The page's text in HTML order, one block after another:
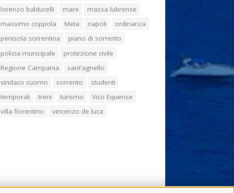
lorenzo balducelli
mare
massa lubrense
massimo coppola
Meta napoli
ordinanza
penisola sorrentina
piano di sorrento
polizia municipale
protezione civile
Regione Campania
sant'agnello
sindaco cuomo
sorrento
studenti
temporali
treni turismo
Vico Equense
villa fiorentino
vincenzo de luca